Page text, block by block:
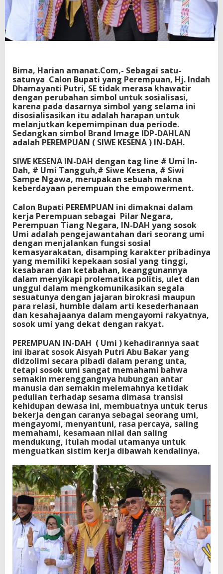
A
M
a
k
a
n
H
a
t
i
R
a
y
a
t
Bima, Harian amanat.Com,- Sebagai satu-
satunya Calon Bupati yang Perempuan, Hj. Indah
Dhamayanti Putri, SE tidak merasa khawatir
dengan perubahan simbol untuk sosialisasi,
karena pada dasarnya simbol yang selama ini
disosialisasikan itu adalah harapan untuk
melanjutkan kepemimpinan dua periode.
Sedangkan simbol Brand Image IDP-DAHLAN
adalah PEREMPUAN ( SIWE KESENA ) IN-DAH.
SIWE KESENA IN-DAH dengan tag line # Umi In-
Dah, # Umi Tangguh,# Siwe Kesena, # Siwi
Sampe Ngawa, merupakan sebuah makna
keberdayaan perempuan the empowerment.
Calon Bupati PEREMPUAN ini dimaknai dalam
kerja Perempuan sebagai Pilar Negara,
Perempuan Tiang Negara, IN-DAH yang sosok
Umi adalah pengejawantahan dari seorang umi
dengan menjalankan fungsi sosial
kemasyarakatan, disamping karakter pribadinya
yang memiliki kepekaan sosial yang tinggi,
kesabaran dan ketabahan, keanggunannya
dalam menyikapi prolematika politis, ulet dan
unggul dalam mengkomunikasikan segala
sesuatunya dengan jajaran birokrasi maupun
para relasi, humble dalam arti kesederhanaan
dan kesahajaanya dalam mengayomi rakyatnya,
sosok umi yang dekat dengan rakyat.
PEREMPUAN IN-DAH ( Umi ) kehadirannya saat
ini ibarat sosok Aisyah Putri Abu Bakar yang
didzolimi secara pibadi dalam perang unta,
tetapi sosok umi sangat memahami bahwa
semakin merenggangnya hubungan antar
manusia dan semakin melemahnya ketidak
pedulian terhadap sesama dimasa transisi
kehidupan dewasa ini, membuatnya untuk terus
bekerja dengan caranya sebagai seorang umi,
mengayomi, menyantuni, rasa percaya, saling
memahami, kesamaan nilai dan saling
mendukung, itulah modal utamanya untuk
menguatkan sistim kerja dibawah kendalinya.